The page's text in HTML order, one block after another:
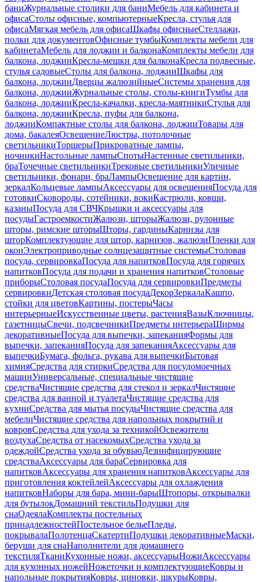
баниЖурнальные столики для баниМебель для кабинета и
офисаСтолы офисные, компьютерныеКресла, стулья для
офисаМягкая мебель для офисаШкафы офисныеСтеллажи,
полки для документовОфисные тумбыКомплекты мебели для
кабинетаМебель для лоджии и балконаКомплекты мебели для
балкона, лоджииКресла-мешки для балконаКресла подвесные,
стулья садовыеСтолы для балкона, лоджииШкафы для
балкона, лоджииДверцы жалюзийныеСистемы хранения для
балкона, лоджииЖурнальные столы, столы-книгиТумбы для
балкона, лоджииКресла-качалки, кресла-маятникиСтулья для
балкона, лоджииКресла, пуфы для балкона,
лоджииКомпактные столы для балкона, лоджииТовары для
дома, бакалеяОсвещениеЛюстры, потолочные
светильникиТоршерыПрикроватные лампы,
ночникиНастольные лампыСпотыНастенные светильники,
браТочечные светильникиТрековые светильникиУличные
светильники, фонари, браЛампыОсвещение для картин,
зеркалКольцевые лампыАксессуары для освещенияПосуда для
готовкиСковороды, сотейники, вокиКастрюли, ковши,
казаныПосуда для СВЧКрышки и аксессуары для
посудыГастроемкостиЖалюзи, шторыЖалюзи, рулонные
шторы, римские шторыШторы, гардиныКарнизы для
шторКомплектующие для штор, карнизов, жалюзиПленки для
оконЭлектроприводные солнцезащитные системыСтоловая
посуда, сервировкаПосуда для напитковПосуда для горячих
напитковПосуда для подачи и хранения напитковСтоловые
приборыСтоловая посудаПосуда для сервировкиПредметы
сервировкиДетская столовая посудаДекорЗеркалаКашпо,
стойки для цветовКартины, постерыЧасы
интерьерныеИскусственные цветы, растенияВазыКлючницы,
газетницыСвечи, подсвечникиПредметы интерьераШирмы
декоративныеПосуда для выпечки, запеканияФормы для
выпечки, запеканияПосуда для запеканияАксессуары для
выпечкиБумага, фольга, рукава для выпечкиБытовая
химияСредства для стиркиСредства для посудомоечных
машинУниверсальные, специальные чистящие
средстваЧистящие средства для стекол и зеркалЧистящие
средства для ванной и туалетаЧистящие средства для
кухниСредства для мытья посудыЧистящие средства для
мебелиЧистящие средства для напольных покрытий и
ковровСредства для ухода за техникойОсвежители
воздухаСредства от насекомыхСредства ухода за
одеждойСредства ухода за обувьюДезинфицирующие
средстваАксессуары для бараСервировка для
напитковАксессуары для хранения напитковАксессуары для
приготовления коктейлейАксессуары для охлаждения
напитковНаборы для бара, мини-барыШтопоры, открывалки
для бутылокДомашний текстильПодушки для
снаОдеялаКомплекты постельных
принадлежностейПостельное бельеПледы,
покрывалаПолотенцаСкатертиПодушки декоративныеМаски,
беруши для снаНаполнители для домашнего
текстиляТканиКухонные ножи, аксессуарыНожиАксессуары
для кухонных ножейНожеточки и комплектующиеКовры и
напольные покрытияКовры, циновки, шкурыКовры,